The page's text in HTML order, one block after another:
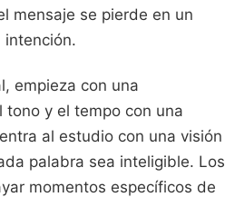
mensaje se pierde en un
intención.
empieza con una
y el tempo con una
al estudio con una visión
palabra sea inteligible. Los
momentos específicos de